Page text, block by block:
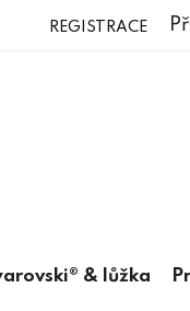
REGISTRACE
& lůžka